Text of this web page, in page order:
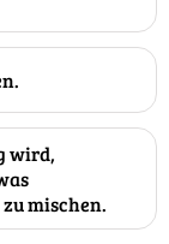
wird,
mischen.